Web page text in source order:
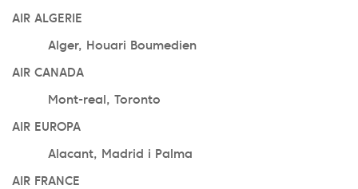
AIR ALGERIE
Alger, Houari Boumedien
AIR CANADA
Mont-real, Toronto
AIR EUROPA
Alacant, Madrid i Palma
AIR FRANCE